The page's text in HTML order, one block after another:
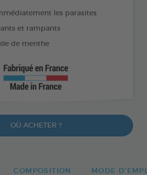
les parasites
et rampants
de menthe
OÙ ACHETER ?
COMPOSITION MODE